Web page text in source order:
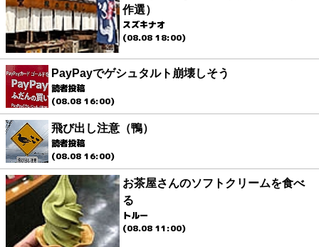
作選）
スズキナオ
(08.08 18:00)
PayPayでゲシュタルト崩壊しそう
読者投稿
(08.08 16:00)
飛び出し注意（鴨）
読者投稿
(08.08 16:00)
お茶屋さんのソフトクリームを食べ
る
トルー
(08.08 11:00)